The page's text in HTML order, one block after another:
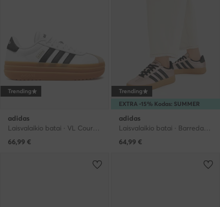
Trending
adidas
Laisvalaikio batai · VL Court · Balta
66,99 €
EXTRA -15% Kodas: SUMMER
Trending
adidas
Laisvalaikio batai · Barreda · Rožinis auksas
64,99 €